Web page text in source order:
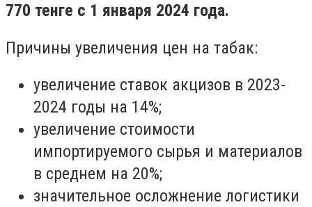
770 тенге с 1 января 2024 года.
Причины увеличения цен на табак:
увеличение ставок акцизов в 2023-
2024 годы на 14%;
увеличение стоимости
импортируемого сырья и материалов
в среднем на 20%;
значительное осложнение логистики